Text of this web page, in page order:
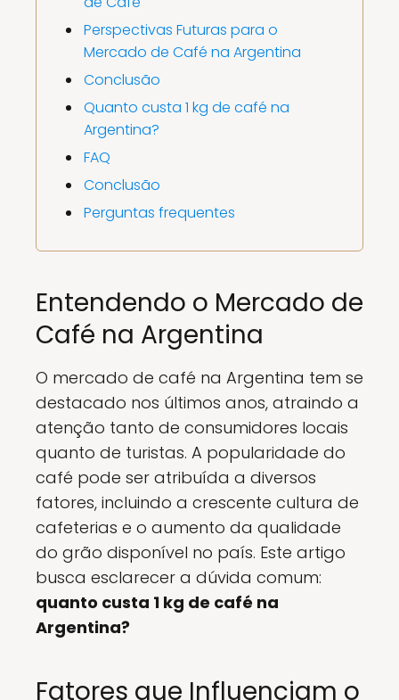
Perspectivas Futuras para o
Mercado de Café na Argentina
Conclusão
Quanto custa 1 kg de café na
Argentina?
FAQ
Conclusão
Perguntas frequentes
Entendendo o Mercado de
Café na Argentina
O mercado de café na Argentina tem se
destacado nos últimos anos, atraindo a
atenção tanto de consumidores locais
quanto de turistas. A popularidade do
café pode ser atribuída a diversos
fatores, incluindo a crescente cultura de
cafeterias e o aumento da qualidade
do grão disponível no país. Este artigo
busca esclarecer a dúvida comum:
quanto custa 1 kg de café na
Argentina?
Fatores que Influenciam o